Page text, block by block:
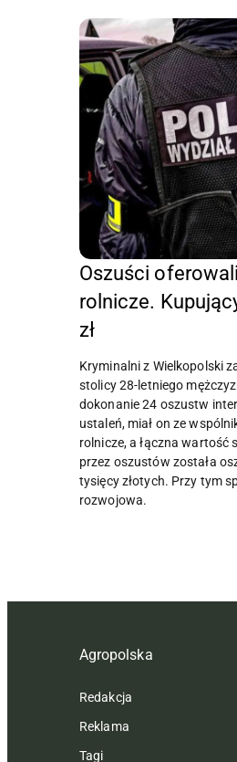
Oszuści
rolnicze.
zł
Kryminalni z Wielkopolski
stolicy 28-letniego
dokonanie 24 oszustw
ustaleń, miał on ze
rolnicze, a łączna wartość
przez oszustów została
tysięcy złotych. Przy tym
rozwojowa.
Agropolska
Redakcja
Reklama
Tagi